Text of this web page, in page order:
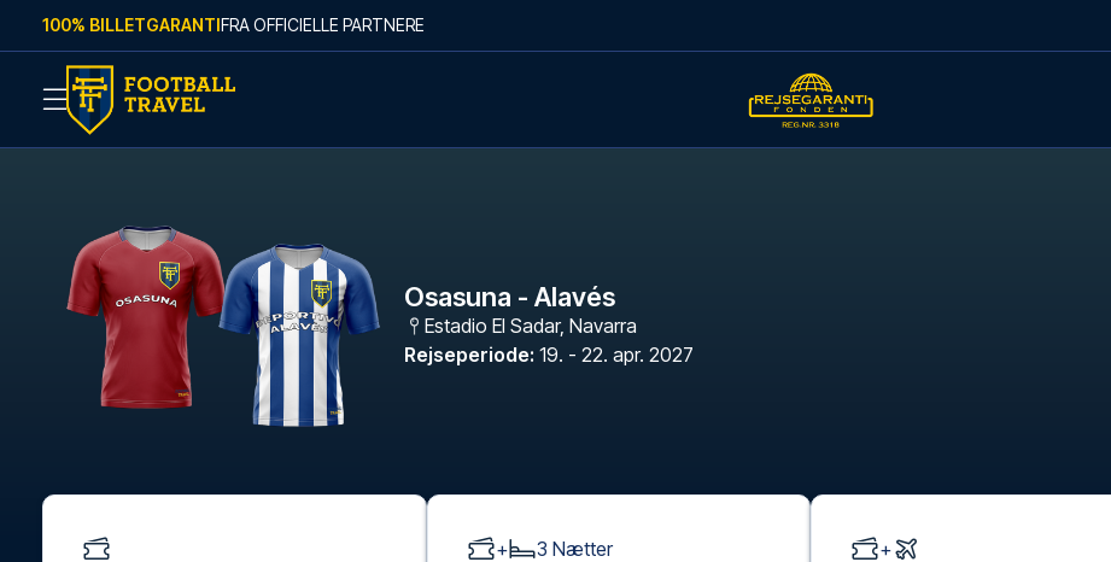
Skip to content
100% BILLETGARANTIFRA OFFICIELLE PARTNERE
Osasuna - Alavés
Estadio El Sadar, Navarra
Rejseperiode: 19. - 22. apr. 2027
+ 3 Nætter +